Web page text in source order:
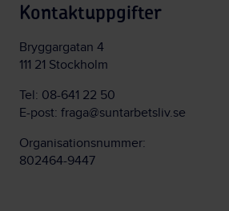
Kontaktuppgifter
Bryggargatan 4
111 21 Stockholm
Tel: 08-641 22 50
E-post: fraga@suntarbetsliv.se
Organisationsnummer:
802464-9447